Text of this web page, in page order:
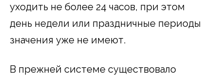
уходить не более 24 часов, при этом
день недели или праздничные периоды
значения уже не имеют.
В прежней системе существовало